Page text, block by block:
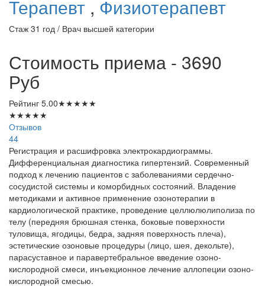
Терапевт , Физиотерапевт
Стаж 31 год / Врач высшей категории
Стоимость приема - 3690
Руб
Рейтинг 5.00★★★★★
★★★★★
Отзывов
44
Регистрация и расшифровка электрокардиограммы.
Дифференциальная диагностика гипертензий. Современный
подход к лечению пациентов с заболеваниями сердечно-
сосудистой системы и коморбидных состояний. Владение
методиками и активное применение озонотерапии в
кардиологической практике, проведение целлюлюлиполиза по
телу (передняя брюшная стенка, боковые поверхности
туловища, ягодицы, бедра, задняя поверхность плеча),
эстетические озоновые процедуры (лицо, шея, декольте),
парасуставное и паравертебральное введение озоно-
кислородной смеси, инъекционное лечение аллопеции озоно-
кислородной смесью.